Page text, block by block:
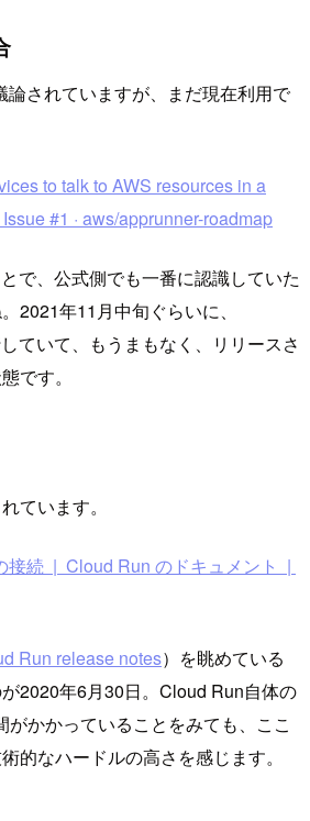
論されていますが、まだ現在利用で
to talk to AWS resources in a
#1 · aws/apprunner-roadmap
で、公式側でも一番に認識していた
2021年11月中旬ぐらいに、
ていて、もうまもなく、リリースさ
です。
ています。
接続 | Cloud Run のドキュメント |
Run release notes）を眺めている
2020年6月30日。Cloud Run自体の
がかかっていることをみても、ここ
的なハードルの高さを感じます。